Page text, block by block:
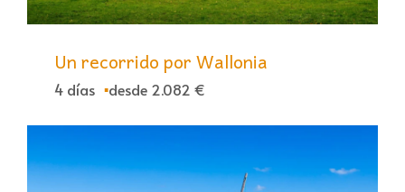
Un recorrido por Wallonia
4 días desde 2.082 €